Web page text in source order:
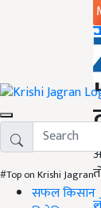
#Top on Krishi Jagran
सफल किसान